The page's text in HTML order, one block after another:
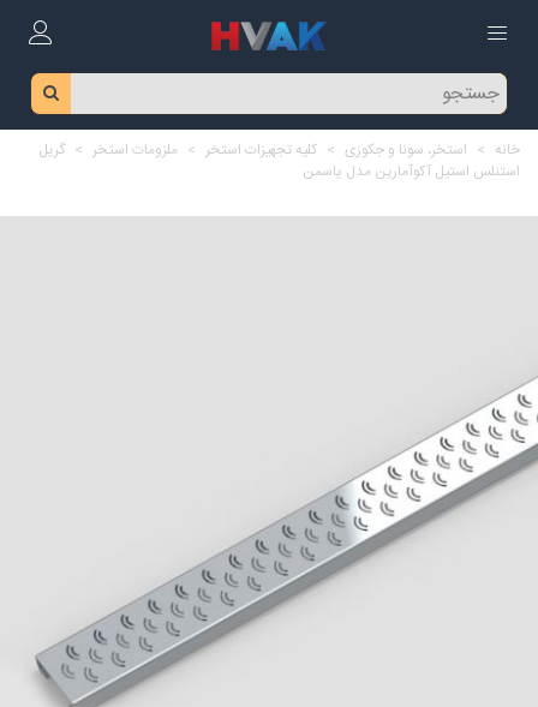
خانه > استخر، سونا و جکوزی > کلیه تجهیزات استخر > ملزومات استخر > گریل
استنلس استیل آکوآمارین مدل یاسمن